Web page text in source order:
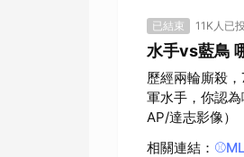
已結束 11K人已投
水手vs藍鳥
歷經兩輪廝殺
軍水手，你認
AP/達志影像）
相關連結 ：